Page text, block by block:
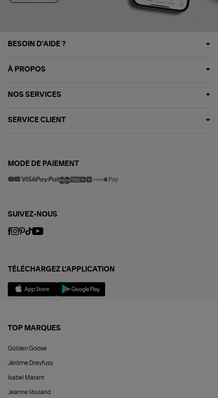
BESOIN D'AIDE ?
À PROPOS
NOS SERVICES
SERVICE CLIENT
MODE DE PAIEMENT
SUIVEZ-NOUS
TÉLÉCHARGEZ L'APPLICATION
TOP MARQUES
Golden Goose
Jérôme Dreyfuss
Isabel Marant
Jeanne Vouland